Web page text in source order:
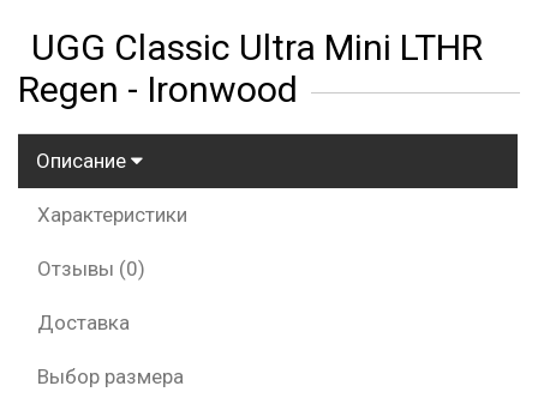
UGG Classic Ultra Mini LTHR
Regen - Ironwood
Описание
Характеристики
Отзывы (0)
Доставка
Выбор размера